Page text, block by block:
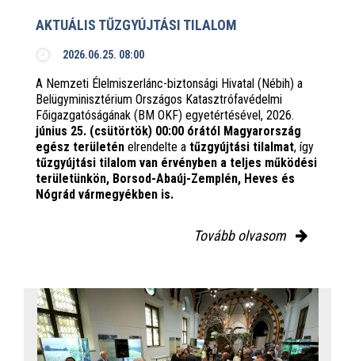
AKTUÁLIS TŰZGYÚJTÁSI TILALOM
2026.06.25. 08:00
A Nemzeti Élelmiszerlánc-biztonsági Hivatal (Nébih) a
Belügyminisztérium Országos Katasztrófavédelmi
Főigazgatóságának (BM OKF) egyetértésével, 2026.
június 25. (csütörtök) 00:00 órától Magyarország
egész területén elrendelte a tűzgyújtási tilalmat, így
tűzgyújtási tilalom van érvényben a teljes működési
területünkön, Borsod-Abaúj-Zemplén, Heves és
Nógrád vármegyékben is.
Tovább olvasom